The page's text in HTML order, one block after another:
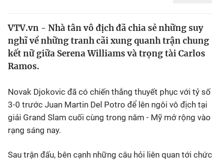
Chân dung
Sự kiện
Bóng đá
Thể thao Điện tử
Các môn khác
VTV.vn - Nhà tân vô địch đã chia sẻ những suy
nghĩ về những tranh cãi xung quanh trận chung
kết nữ giữa Serena Williams và trọng tài Carlos
Ramos.
Novak Djokovic đã có chiến thắng thuyết phục với tỷ số
3-0 trước Juan Martin Del Potro để lên ngôi vô địch tại
giải Grand Slam cuối cùng trong năm - Mỹ mở rộng vào
rạng sáng nay.
Sau trận đấu, bên cạnh những câu hỏi liên quan tới chức